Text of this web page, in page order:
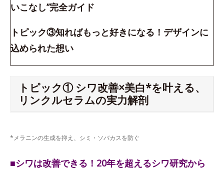
いこなし”完全ガイド
トピック③知ればもっと好きになる！デザインに
込められた想い
トピック① シワ改善×美白*を叶える、
リンクルセラムの実力解剖
*メラニンの生成を抑え、シミ・ソバカスを防ぐ
■シワは改善できる！20年を超えるシワ研究から